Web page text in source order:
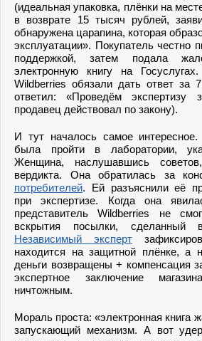
(идеальная упаковка, плёнки на
в возврате 15 тысяч рублей,
обнаружена царапина, которая
эксплуатации». Покупатель честно
поддержкой, затем подала
электронную книгу на
Wildberries обязали дать ответ за
ответил: «Проведём
продавец действовал по закону).
И тут началось самое
была пройти в лаборатории,
Женщина, наслушавшись
вердикта. Она обратилась за
потребителей. Ей разъяснили её
при экспертизе. Когда она
представитель Wildberries не
вскрытия посылки, сделанный
Независимый эксперт
находится на защитной плёнке, а
деньги возвращены + компенсация
экспертное заключение
ничтожным.
Мораль проста: «электронная книга
запускающий механизм. А вот